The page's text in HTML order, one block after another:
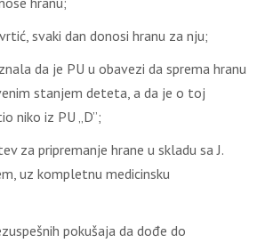
svaki dan donosi hranu za nju;
da je PU u obavezi da sprema hranu
stanjem deteta, a da je o toj
niko iz PU „D”;
za pripremanje hrane u skladu sa J.
uz kompletnu medicinsku
pokušaja da dođe do